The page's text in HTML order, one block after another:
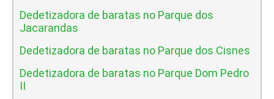
Dedetizadora de baratas no Parque dos
Jacarandas
Dedetizadora de baratas no Parque dos Cisnes
Dedetizadora de baratas no Parque Dom Pedro
II